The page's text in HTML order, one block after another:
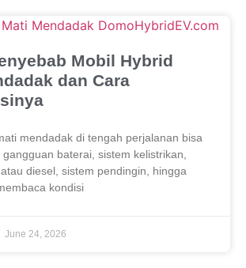
Mobil Hybrid
dan Cara
mendadak di tengah perjalanan bisa
baterai, sistem kelistrikan,
diesel, sistem pendingin, hingga
kondisi
June 24, 2026